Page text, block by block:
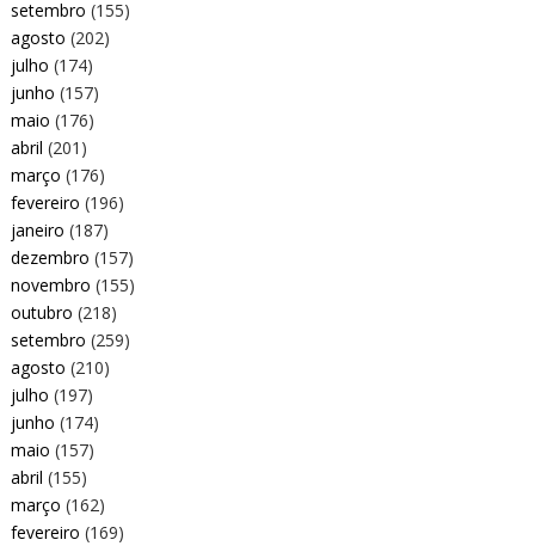
setembro (155)
agosto (202)
julho (174)
junho (157)
maio (176)
abril (201)
março (176)
fevereiro (196)
janeiro (187)
dezembro (157)
novembro (155)
outubro (218)
setembro (259)
agosto (210)
julho (197)
junho (174)
maio (157)
abril (155)
março (162)
fevereiro (169)